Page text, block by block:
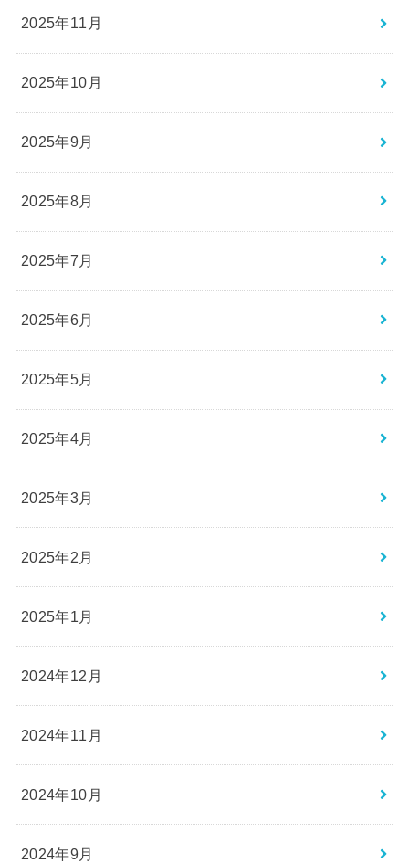
2025年11月
2025年10月
2025年9月
2025年8月
2025年7月
2025年6月
2025年5月
2025年4月
2025年3月
2025年2月
2025年1月
2024年12月
2024年11月
2024年10月
2024年9月